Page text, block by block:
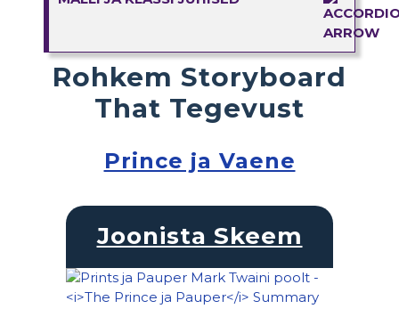
Rohkem Storyboard
That Tegevust
Prince ja Vaene
Joonista Skeem